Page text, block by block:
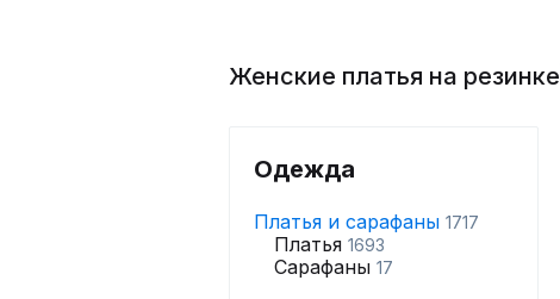
Женские платья на резинке
Одежда
Платья и сарафаны 1717
Платья 1693
Сарафаны 17